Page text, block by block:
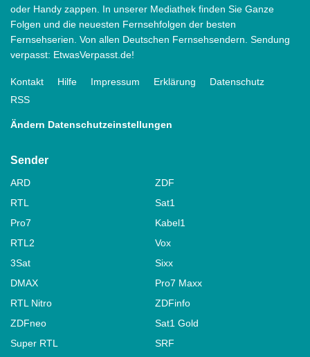
oder Handy zappen. In unserer Mediathek finden Sie Ganze
Folgen und die neuesten Fernsehfolgen der besten
Fernsehserien. Von allen Deutschen Fernsehsendern. Sendung
verpasst: EtwasVerpasst.de!
Kontakt Hilfe Impressum Erklärung
Datenschutz
RSS
Ändern Datenschutzeinstellungen
Sender
ARD
ZDF
RTL
Sat1
Pro7
Kabel1
RTL2
Vox
3Sat
Sixx
DMAX
Pro7 Maxx
RTL Nitro
ZDFinfo
ZDFneo
Sat1 Gold
Super RTL
SRF